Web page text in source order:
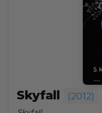
Skyfall (2012)